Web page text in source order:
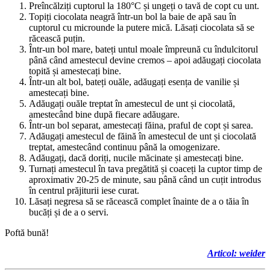
Preîncălziți cuptorul la 180°C și ungeți o tavă de copt cu unt.
Topiți ciocolata neagră într-un bol la baie de apă sau în
cuptorul cu microunde la putere mică. Lăsați ciocolata să se
răcească puțin.
Într-un bol mare, bateți untul moale împreună cu îndulcitorul
până când amestecul devine cremos – apoi adăugați ciocolata
topită și amestecați bine.
Într-un alt bol, bateți ouăle, adăugați esența de vanilie și
amestecați bine.
Adăugați ouăle treptat în amestecul de unt și ciocolată,
amestecând bine după fiecare adăugare.
Într-un bol separat, amestecați făina, praful de copt și sarea.
Adăugați amestecul de făină în amestecul de unt și ciocolată
treptat, amestecând continuu până la omogenizare.
Adăugați, dacă doriți, nucile măcinate și amestecați bine.
Turnați amestecul în tava pregătită și coaceți la cuptor timp de
aproximativ 20-25 de minute, sau până când un cuțit introdus
în centrul prăjiturii iese curat.
Lăsați negresa să se răcească complet înainte de a o tăia în
bucăți și de a o servi.
Poftă bună!
Articol: weider